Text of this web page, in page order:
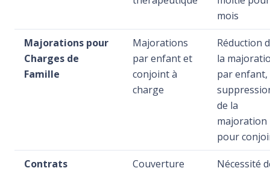
mois
Majorations pour
Charges de
Famille
Majorations
par enfant et
conjoint à
charge
Réduction
la
par enfant,
de la
majoration
pour
Contrats
Couverture
Nécessité